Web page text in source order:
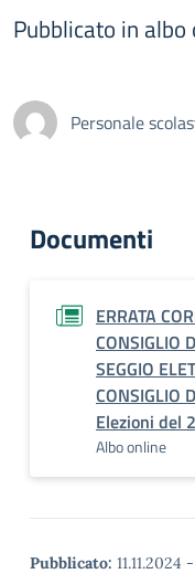
Pubblicato in albo
Personale
Documenti
ERRATA
CONSIGLIO
SEGGIO
CONSIGLIO
Elezioni del
Albo online
Pubblicato: 11.11.2024 -